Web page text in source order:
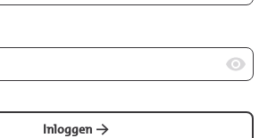
Inloggen